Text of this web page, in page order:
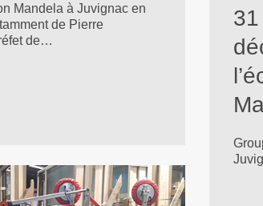
Mandela à Juvignac en
de Pierre
de…